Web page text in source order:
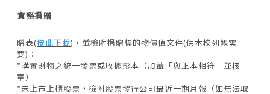
實務捐贈
贈表(按此下載)，並檢附捐贈標的物價值文件(供本校列帳需
要)：
*購置財物之統一發票或收據影本（加蓋「與正本相符」並核
章）
*未上市上櫃股票，檢附股票發行公司最近一期月報（如無法取